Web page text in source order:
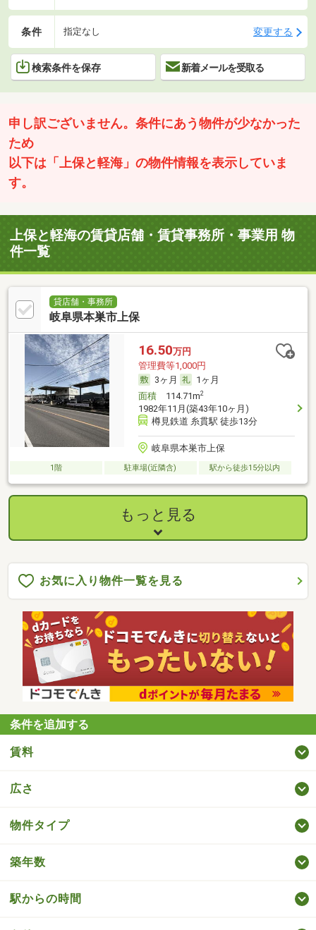
条件 指定なし 変更する
検索条件を保存 新着メールを受取る
申し訳ございません。条件にあう物件が少なかった
ため
以下は「上保と軽海」の物件情報を表示していま
す。
上保と軽海の賃貸店舗・賃貸事務所・事業用 物
件一覧
貸店舗・事務所
岐阜県本巣市上保
16.50万円
管理費等1,000円
3ヶ月
1ヶ月
面積114.71m2
1982年11月(築43年10ヶ月)
樽見鉄道 糸貫駅 徒歩13分
岐阜県本巣市上保
1階 駐車場(近隣含) 駅から徒歩15分以内
もっと見る
お気に入り物件一覧を見る
条件を追加する
賃料
広さ
物件タイプ
築年数
駅からの時間